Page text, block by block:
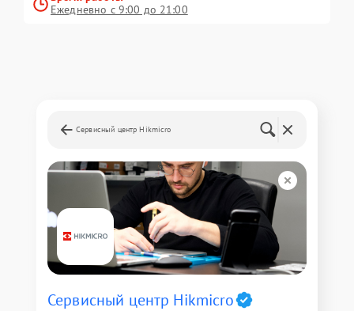
Ежедневно с 9:00 до 21:00
Сервисный центр Hikmicro
Сервисный центр Hikmicro